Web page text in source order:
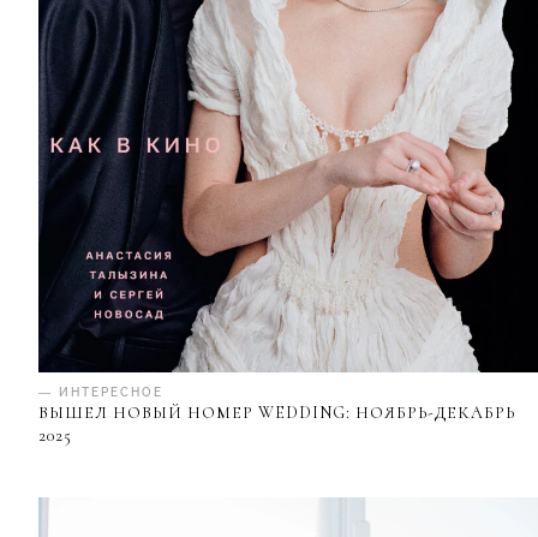
— ИНТЕРЕСНОЕ
ВЫШЕЛ НОВЫЙ НОМЕР WEDDING: НОЯБРЬ-ДЕКАБРЬ
2025